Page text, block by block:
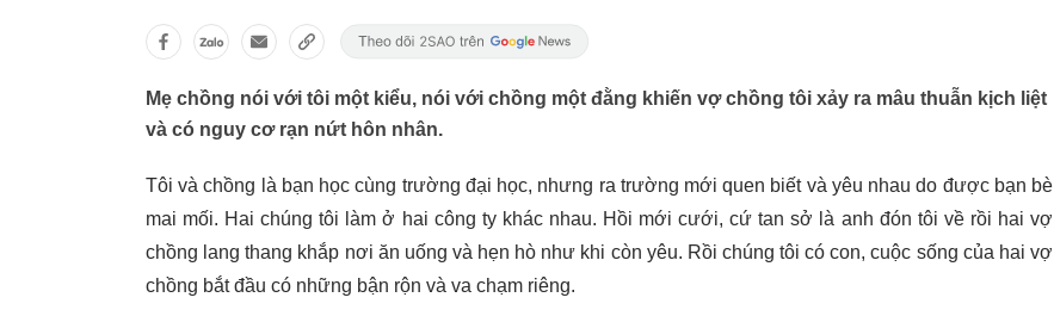
Mẹ chồng nói với tôi một kiểu, nói với chồng một đằng khiến vợ chồng tôi xảy ra mâu thuẫn kịch liệt
và có nguy cơ rạn nứt hôn nhân.
Tôi và chồng là bạn học cùng trường đại học, nhưng ra trường mới quen biết và yêu nhau do được bạn bè
mai mối. Hai chúng tôi làm ở hai công ty khác nhau. Hồi mới cưới, cứ tan sở là anh đón tôi về rồi hai vợ
chồng lang thang khắp nơi ăn uống và hẹn hò như khi còn yêu. Rồi chúng tôi có con, cuộc sống của hai vợ
chồng bắt đầu có những bận rộn và va chạm riêng.